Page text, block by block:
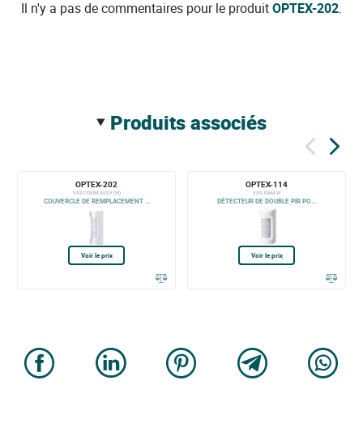
Il n'y a pas de commentaires pour le produitOPTEX-202.
produits associés
OPTEX-202
VXS COVER ASSY (W)
COUVERCLE DE REMPLACEMENT ...
Voir le prix
OPTEX-114
VXS-RAM-W
DÉTECTEUR DE DOUBLE PIR PO...
Voir le prix